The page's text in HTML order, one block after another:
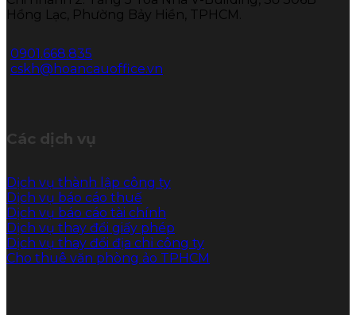
Hồng Lạc, Phường Bảy Hiền, TPHCM.
0901.668.835
cskh@hoancauoffice.vn
Các dịch vụ
Dịch vụ thành lập công ty
Dịch vụ báo cáo thuế
Dịch vụ báo cáo tài chính
Dịch vụ thay đổi giấy phép
Dịch vụ thay đổi địa chỉ công ty
Cho thuê văn phòng ảo TPHCM